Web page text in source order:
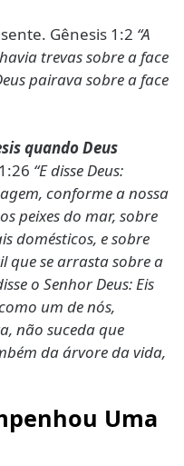
Gênesis 1:2 “A
trevas sobre a face
pairava sobre a face
quando Deus
“E disse Deus:
conforme a nossa
peixes do mar, sobre
domésticos, e sobre
que se arrasta sobre a
o Senhor Deus: Eis
um de nós,
não suceda que
da árvore da vida,
Uma